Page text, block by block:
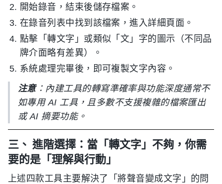
開始錄音，結束後儲存檔案。
在錄音列表中找到該檔案，進入詳細頁面。
點擊「轉文字」或類似「文」字的圖示（不同品
牌介面略有差異）。
系統處理完畢後，即可複製文字內容。
注意：內建工具的轉寫準確率與功能深度通常不
如專用 AI 工具，且多數不支援複雜的檔案匯出
或 AI 摘要功能。
三、 進階選擇：當「轉文字」不夠，你需
要的是「理解與行動」
上述四款工具主要解決了「將聲音變成文字」的問